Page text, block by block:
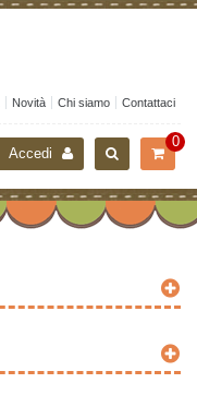
Novità Chi siamo Contattaci
0
Accedi